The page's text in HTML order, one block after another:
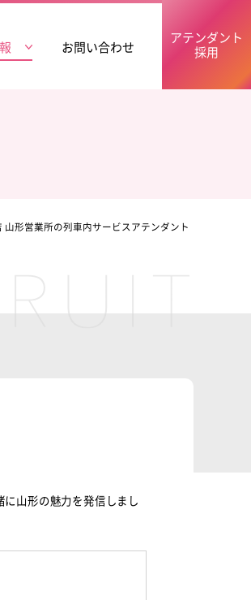
お問い合わせ
アテンダント
採用
山形営業所の列車内サービスアテンダント
山形の魅力を発信しまし